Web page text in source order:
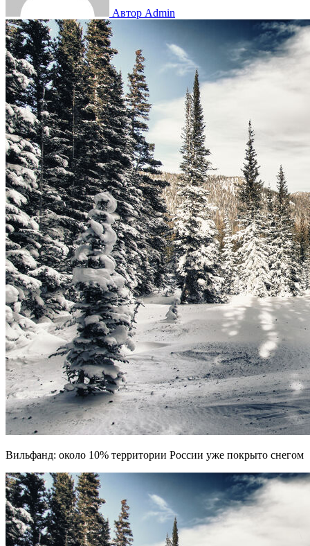
Автор Admin
Вильфанд: около 10% территории России уже покрыто снегом